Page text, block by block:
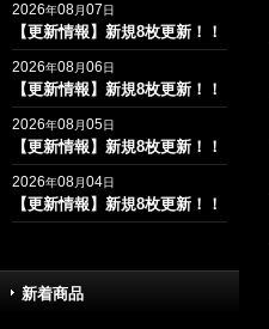
2026年08月07日
【更新情報】新規8枚更新！！
2026年08月06日
【更新情報】新規8枚更新！！
2026年08月05日
【更新情報】新規8枚更新！！
2026年08月04日
【更新情報】新規8枚更新！！
新着商品